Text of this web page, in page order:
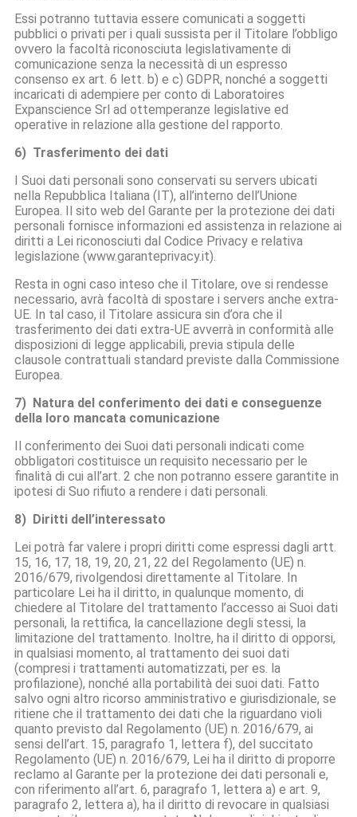
Essi potranno tuttavia essere comunicati a soggetti
pubblici o privati per i quali sussista per il Titolare l’obbligo
ovvero la facoltà riconosciuta legislativamente di
comunicazione senza la necessità di un espresso
consenso ex art. 6 lett. b) e c) GDPR, nonché a soggetti
incaricati di adempiere per conto di Laboratoires
Expanscience Srl ad ottemperanze legislative ed
operative in relazione alla gestione del rapporto.
6) Trasferimento dei dati
I Suoi dati personali sono conservati su servers ubicati
nella Repubblica Italiana (IT), all’interno dell’Unione
Europea. Il sito web del Garante per la protezione dei dati
personali fornisce informazioni ed assistenza in relazione ai
diritti a Lei riconosciuti dal Codice Privacy e relativa
legislazione (www.garanteprivacy.it).
Resta in ogni caso inteso che il Titolare, ove si rendesse
necessario, avrà facoltà di spostare i servers anche extra-
UE. In tal caso, il Titolare assicura sin d’ora che il
trasferimento dei dati extra-UE avverrà in conformità alle
disposizioni di legge applicabili, previa stipula delle
clausole contrattuali standard previste dalla Commissione
Europea.
7) Natura del conferimento dei dati e conseguenze
della loro mancata comunicazione
Il conferimento dei Suoi dati personali indicati come
obbligatori costituisce un requisito necessario per le
finalità di cui all’art. 2 che non potranno essere garantite in
ipotesi di Suo rifiuto a rendere i dati personali.
8) Diritti dell’interessato
Lei potrà far valere i propri diritti come espressi dagli artt.
15, 16, 17, 18, 19, 20, 21, 22 del Regolamento (UE) n.
2016/679, rivolgendosi direttamente al Titolare. In
particolare Lei ha il diritto, in qualunque momento, di
chiedere al Titolare del trattamento l’accesso ai Suoi dati
personali, la rettifica, la cancellazione degli stessi, la
limitazione del trattamento. Inoltre, ha il diritto di opporsi,
in qualsiasi momento, al trattamento dei suoi dati
(compresi i trattamenti automatizzati, per es. la
profilazione), nonché alla portabilità dei suoi dati. Fatto
salvo ogni altro ricorso amministrativo e giurisdizionale, se
ritiene che il trattamento dei dati che la riguardano violi
quanto previsto dal Regolamento (UE) n. 2016/679, ai
sensi dell’art. 15, paragrafo 1, lettera f), del succitato
Regolamento (UE) n. 2016/679, Lei ha il diritto di proporre
reclamo al Garante per la protezione dei dati personali e,
con riferimento all’art. 6, paragrafo 1, lettera a) e art. 9,
paragrafo 2, lettera a), ha il diritto di revocare in qualsiasi